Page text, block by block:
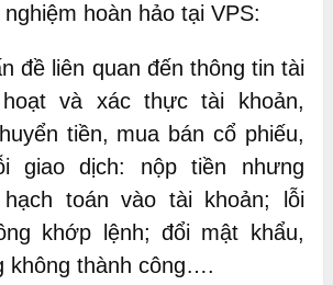
hoàn hảo tại VPS:
đề liên quan đến thông tin tài
và xác thực tài khoản,
tiền, mua bán cổ phiếu,
giao dịch: nộp tiền nhưng
toán vào tài khoản; lỗi
khớp lệnh; đổi mật khẩu,
không thành công….